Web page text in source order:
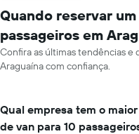
Quando reservar
passageiros em
Confira as últimas tendências e
Araguaína com confiança.
Qual empresa tem o
de van para 10